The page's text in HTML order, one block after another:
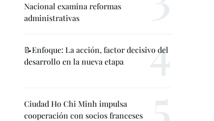
Nacional examina reformas
administrativas
📝Enfoque: La acción, factor decisivo del
desarrollo en la nueva etapa
Ciudad Ho Chi Minh impulsa
cooperación con socios franceses